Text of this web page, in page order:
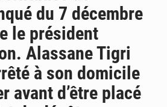
du 7 décembre
le président
Alassane Tigri
à son domicile
avant d’être placé